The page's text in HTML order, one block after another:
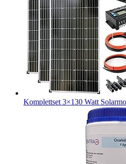
Komplettset 3×130 Watt